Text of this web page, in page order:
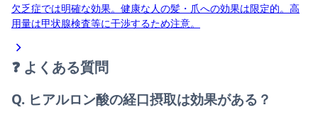
欠乏症では明確な効果。健康な人の髪・爪への効果は限定的。高
用量は甲状腺検査等に干渉するため注意。
❓ よくある質問
Q. ヒアルロン酸の経口摂取は効果がある？